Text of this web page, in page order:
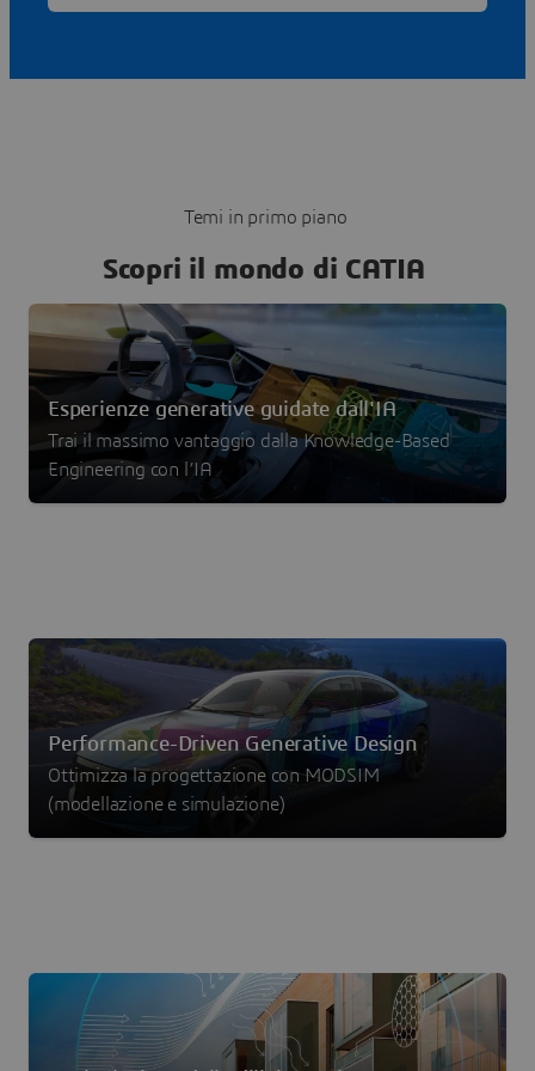
Temi in primo piano
Scopri il mondo di CATIA
Esperienze generative guidate dall'IA
Trai il massimo vantaggio dalla Knowledge-Based
Engineering con l’IA
Performance-Driven Generative Design
Ottimizza la progettazione con MODSIM
(modellazione e simulazione)